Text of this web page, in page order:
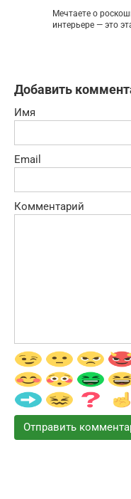
Мечтаете о
интерьере — это
Добавить
Имя
Email
Комментарий